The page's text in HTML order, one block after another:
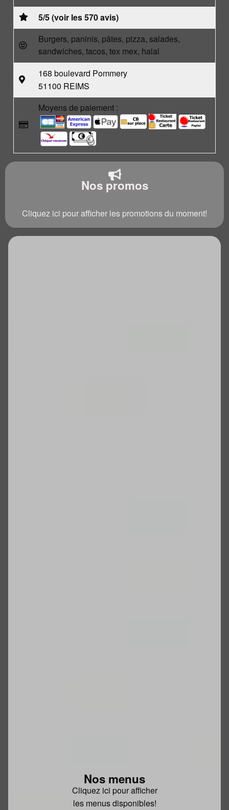
5/5 (voir les 570 avis)
Burgers, paninis, pâtes, pizza, salades,
sandwiches, tacos, tex mex, halal
168 boulevard Pommery
51100 REIMS
Moyens de paiement :
Nos promos
Cliquez ici pour afficher les promotions du moment!
Nos menus
Cliquez ici pour afficher
les menus disponibles!